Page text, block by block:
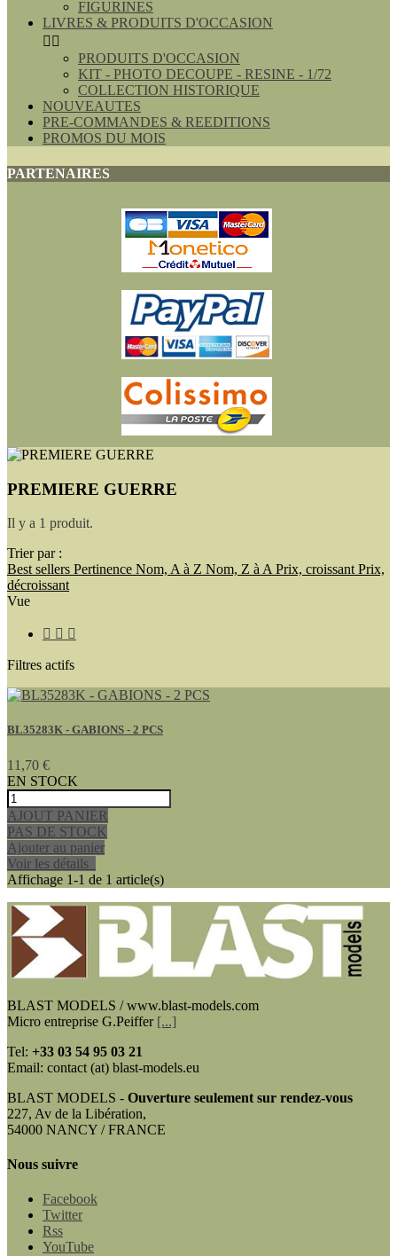
FIGURINES
LIVRES & PRODUITS D'OCCASION
 
PRODUITS D'OCCASION
KIT - PHOTO DECOUPE - RESINE - 1/72
COLLECTION HISTORIQUE
NOUVEAUTES
PRE-COMMANDES & REEDITIONS
PROMOS DU MOIS
PARTENAIRES
PREMIERE GUERRE
Il y a 1 produit.
Trier par :
Best sellers Pertinence Nom, A à Z Nom, Z à A Prix, croissant Prix,
décroissant
Vue
  
Filtres actifs
BL35283K - GABIONS - 2 PCS
11,70 €
EN STOCK
AJOUT PANIER
PAS DE STOCK
Ajouter au panier
Voir les détails
Affichage 1-1 de 1 article(s)
BLAST MODELS / www.blast-models.com
Micro entreprise G.Peiffer [...]
Tel: +33 03 54 95 03 21
Email: contact (at) blast-models.eu
BLAST MODELS - Ouverture seulement sur rendez-vous
227, Av de la Libération,
54000 NANCY / FRANCE
Nous suivre
Facebook
Twitter
Rss
YouTube